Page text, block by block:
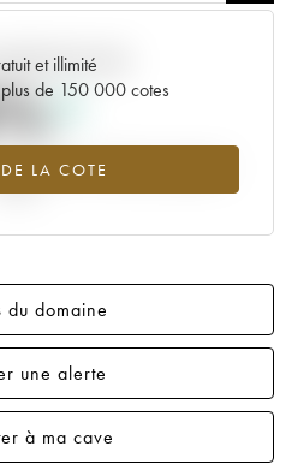
et illimité
de 150 000 cotes
LA COTE
de la cote
2005 en 2026 par rapport à
du domaine
une alerte
à ma cave